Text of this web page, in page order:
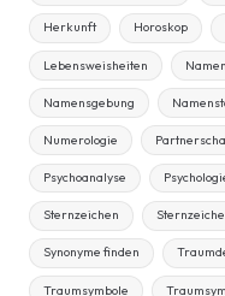
Herkunft Horoskop
Lebensweisheiten
Namensgebung
Numerologie
Psychoanalyse
Sternzeichen
Synonyme finden
Traumsymbole